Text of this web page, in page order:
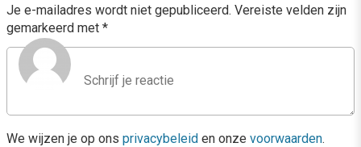
Je e-mailadres wordt niet gepubliceerd. Vereiste velden zijn
gemarkeerd met *
We wijzen je op ons privacybeleid en onze voorwaarden.